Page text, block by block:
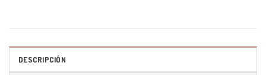
DESCRIPCIÓN